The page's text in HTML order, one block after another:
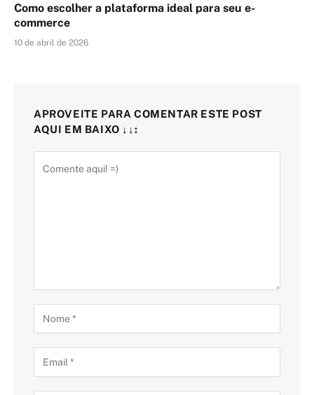
Como escolher a plataforma ideal para seu e-
commerce
10 de abril de 2026
APROVEITE PARA COMENTAR ESTE POST
AQUI EM BAIXO ↓↓: